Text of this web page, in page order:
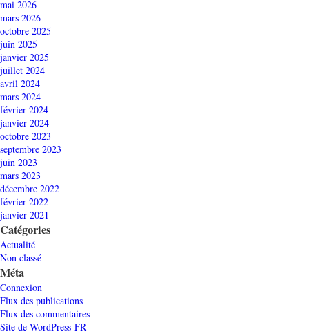
mai 2026
mars 2026
octobre 2025
juin 2025
janvier 2025
juillet 2024
avril 2024
mars 2024
février 2024
janvier 2024
octobre 2023
septembre 2023
juin 2023
mars 2023
décembre 2022
février 2022
janvier 2021
Catégories
Actualité
Non classé
Méta
Connexion
Flux des publications
Flux des commentaires
Site de WordPress-FR